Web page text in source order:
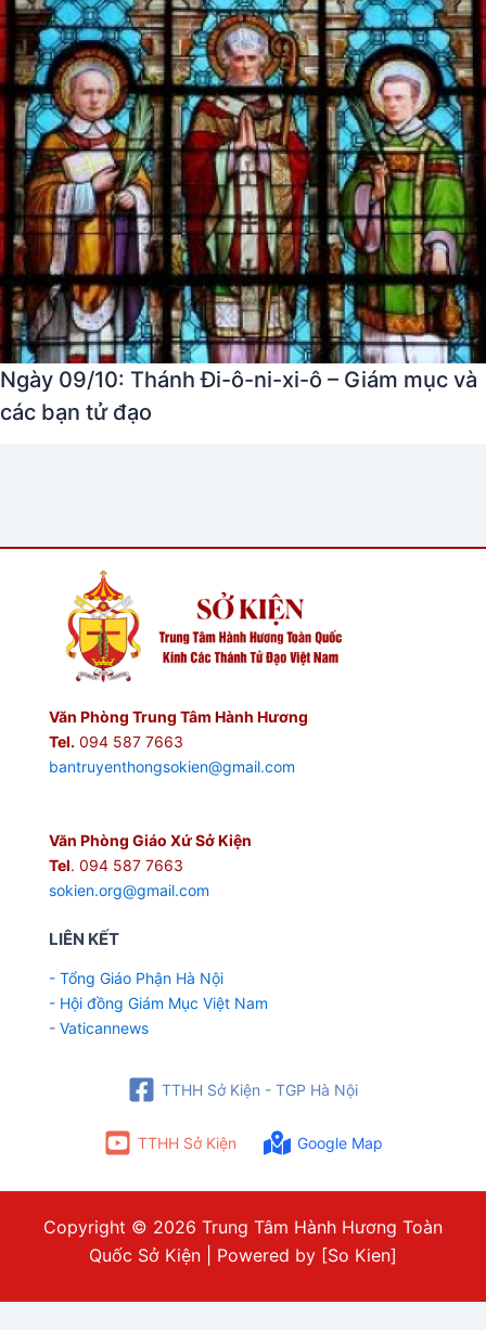
Ngày 09/10: Thánh Đi-ô-ni-xi-ô – Giám mục và
các bạn tử đạo
Văn Phòng Trung Tâm Hành Hương
Tel. 094 587 7663
bantruyenthongsokien@gmail.com
Văn Phòng Giáo Xứ Sở Kiện
Tel. 094 587 7663
sokien.org@gmail.com
LIÊN KẾT
- Tổng Giáo Phận Hà Nội
- Hội đồng Giám Mục Việt Nam
- Vaticannews
TTHH Sở Kiện - TGP Hà Nội
TTHH Sở Kiện Google Map
Copyright © 2026 Trung Tâm Hành Hương Toàn
Quốc Sở Kiện | Powered by [So Kien]